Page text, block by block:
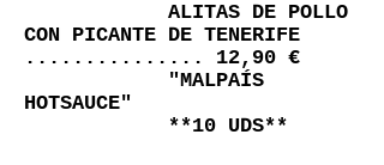
ALITAS DE POLLO
CON PICANTE DE TENERIFE
............... 12,90 €
"MALPAÍS
HOTSAUCE"
**10 UDS**